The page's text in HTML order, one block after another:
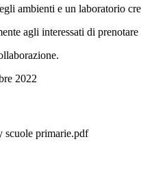
ambienti e un laboratorio
agli interessati di
2022
scuole primarie.pdf